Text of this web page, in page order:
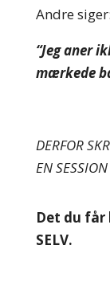
Andre siger:
“Jeg aner
mærkede
DERFOR
EN
Det du får
SELV.